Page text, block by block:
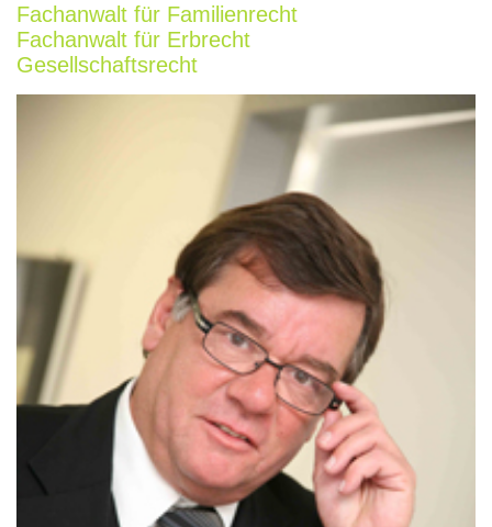
Fachanwalt für Familienrecht
Fachanwalt für Erbrecht
Gesellschaftsrecht